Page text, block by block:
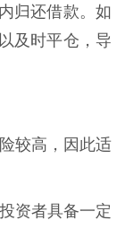
归还借款。如
及时平仓，导
较高，因此适
资者具备一定